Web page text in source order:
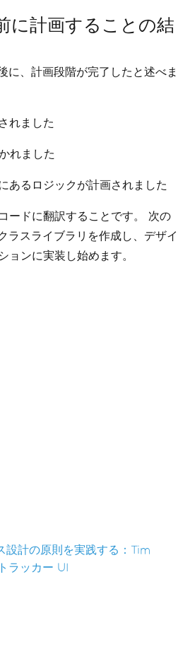
に計画することの結
に、計画段階が完了したと述べま
れました
れました
あるロジックが計画されました
ードに翻訳することです。 次の
ラスライブラリを作成し、デザイ
ョンに実装し始めます。
設計の原則を実践する：Tim
ラッカー UI